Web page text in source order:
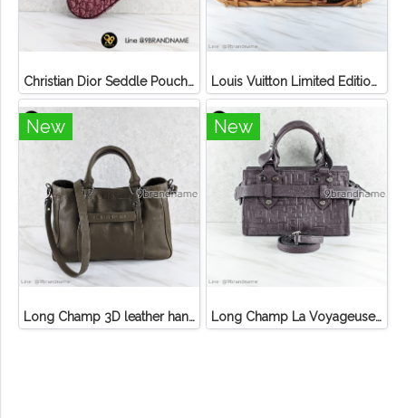
Christian Dior Seddle Pouch Accessory Hand Bag Louis Vuitton Limited Edition Monogram Canvas Sofia Coppola SC Bag
New
Long Champ 3D leather handbag
New
Long Champ La Voyageuse Bag Leather